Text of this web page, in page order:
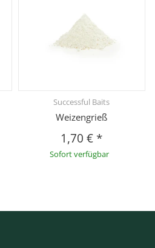
Successful Baits
Weizengrieß
1,70 € *
Sofort verfügbar